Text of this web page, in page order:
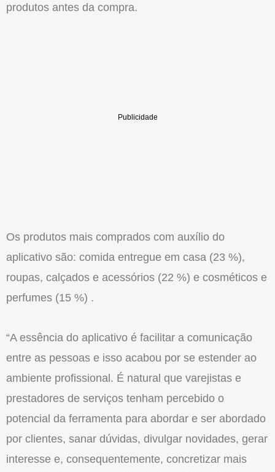
produtos antes da compra.
Os produtos mais comprados com auxílio do
aplicativo são: comida entregue em casa (23 %),
roupas, calçados e acessórios (22 %) e cosméticos e
perfumes (15 %) .
“A essência do aplicativo é facilitar a comunicação
entre as pessoas e isso acabou por se estender ao
ambiente profissional. É natural que varejistas e
prestadores de serviços tenham percebido o
potencial da ferramenta para abordar e ser abordado
por clientes, sanar dúvidas, divulgar novidades, gerar
interesse e, consequentemente, concretizar mais